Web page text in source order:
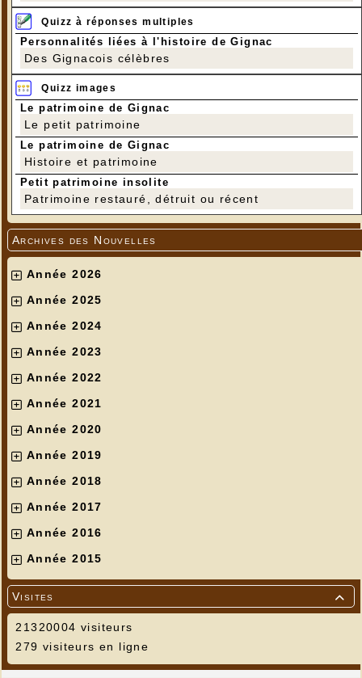
Quizz à réponses multiples
Personnalités liées à l'histoire de Gignac
Des Gignacois célèbres
Quizz images
Le patrimoine de Gignac
Le petit patrimoine
Le patrimoine de Gignac
Histoire et patrimoine
Petit patrimoine insolite
Patrimoine restauré, détruit ou récent
Archives des Nouvelles
Année 2026
Année 2025
Année 2024
Année 2023
Année 2022
Année 2021
Année 2020
Année 2019
Année 2018
Année 2017
Année 2016
Année 2015

Visites
21320004 visiteurs
279 visiteurs en ligne